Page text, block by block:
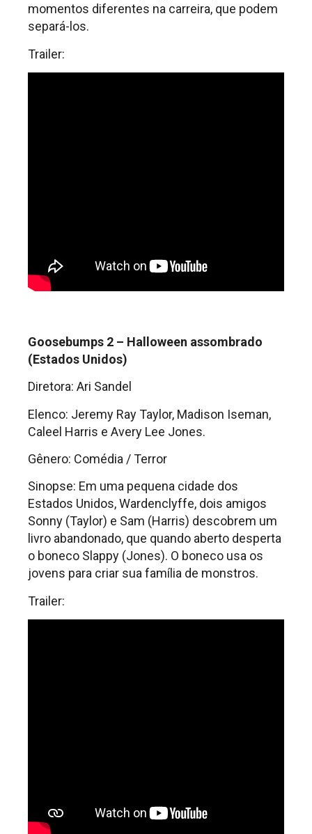
momentos diferentes na carreira, que podem
separá-los.
Trailer:
Goosebumps 2 – Halloween assombrado
(Estados Unidos)
Diretora: Ari Sandel
Elenco: Jeremy Ray Taylor, Madison Iseman,
Caleel Harris e Avery Lee Jones.
Gênero: Comédia / Terror
Sinopse: Em uma pequena cidade dos
Estados Unidos, Wardenclyffe, dois amigos
Sonny (Taylor) e Sam (Harris) descobrem um
livro abandonado, que quando aberto desperta
o boneco Slappy (Jones). O boneco usa os
jovens para criar sua família de monstros.
Trailer: